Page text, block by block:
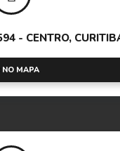
- CENTRO,
NO MAPA